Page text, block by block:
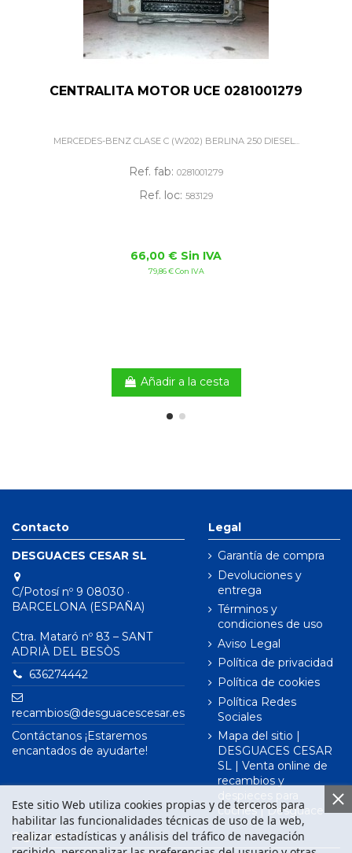
CENTRALITA MOTOR UCE 0281001279
MERCEDES-BENZ CLASE C (W202) BERLINA 250 DIESEL...
Ref. fab: 0281001279
Ref. loc: 583129
66,00 € Sin IVA
79,86 € Con IVA
Añadir a la cesta
Contacto
DESGUACES CESAR SL
C/Potosí nº 9 08030 ·
BARCELONA (ESPAÑA)
Ctra. Mataró nº 83 – SANT
ADRIÀ DEL BESÒS
636274442
recambios@desguacescesar.es
Contáctanos ¡Estaremos
encantados de ayudarte!
Legal
Garantía de compra
Devoluciones y
entrega
Términos y
condiciones de uso
Aviso Legal
Política de privacidad
Política de cookies
Política Redes
Sociales
Mapa del sitio |
DESGUACES CESAR
SL | Venta online de
recambios y
despieces para
coches | Desguace
Este sitio Web utiliza cookies propias y de terceros para
habilitar las funcionalidades técnicas de uso de la web,
realizar estadísticas y análisis del tráfico de navegación
Síguenos en